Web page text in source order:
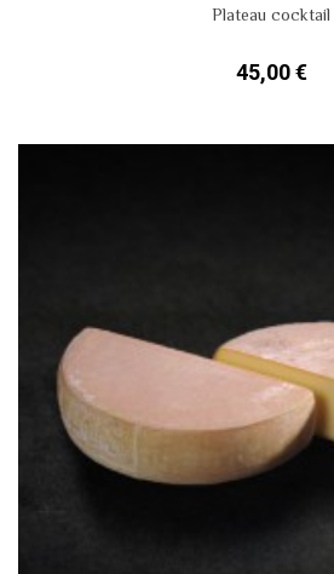
Plateau cocktail
45,00 €